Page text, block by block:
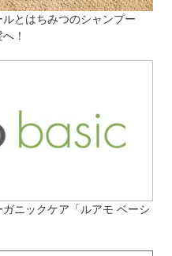
ルとはちみつのシャンプー
！
ニックケア「ルアモ ベーシ